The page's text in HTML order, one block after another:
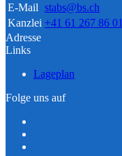
E-Mail stabs@bs.ch
Kanzlei +41 61 267 86 01
Adresse
Links
Lageplan
Folge uns auf